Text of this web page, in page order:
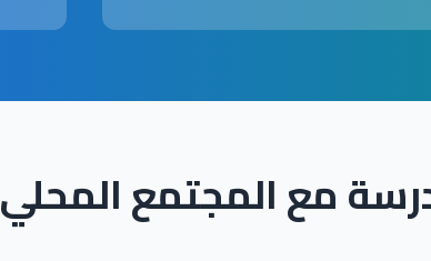
مع المجتمع المحلي